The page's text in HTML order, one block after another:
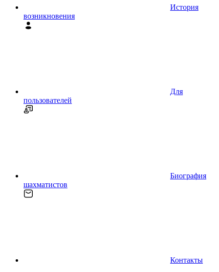
История
возникновения
Для
пользователей
Биография
шахматистов
Контакты